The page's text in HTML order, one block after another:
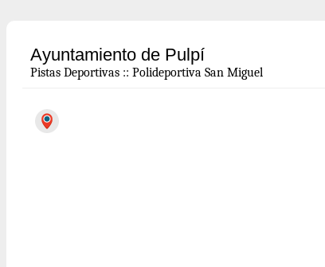
Ayuntamiento de Pulpí
Pistas Deportivas :: Polideportiva San Miguel